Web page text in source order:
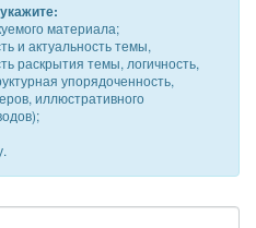
материала;
и актуальность темы,
раскрытия темы, логичность,
упорядоченность,
иллюстративного